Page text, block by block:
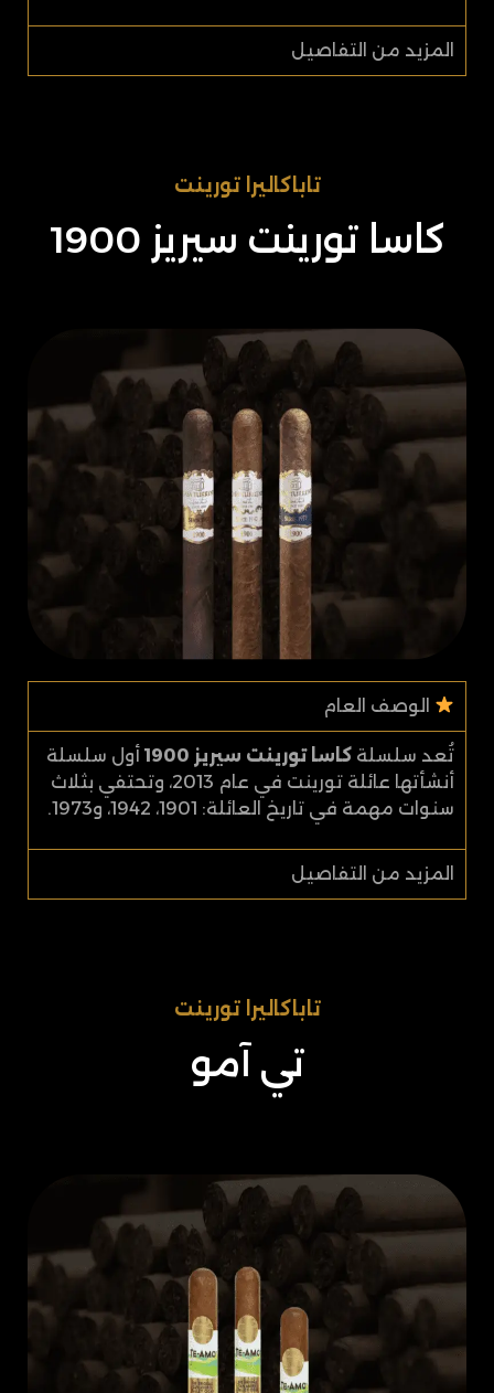
المزيد من التفاصيل
تاباكاليرا تورينت​​
كاسا تورينت سيريز 1900
الوصف العام
تُعد سلسلة كاسا تورينت سيريز 1900
أول سلسلة
أنشأتها عائلة تورينت في عام 2013، وتحتفي بثلاث
سنوات مهمة في تاريخ العائلة: 1901، 1942، و1973.
المزيد من التفاصيل
تاباكاليرا تورينت​​
تي آمو